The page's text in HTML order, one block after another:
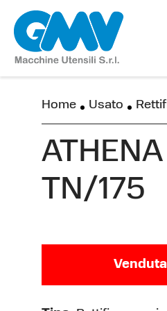
Home Usato
ATHENA
TN/175
Venduta